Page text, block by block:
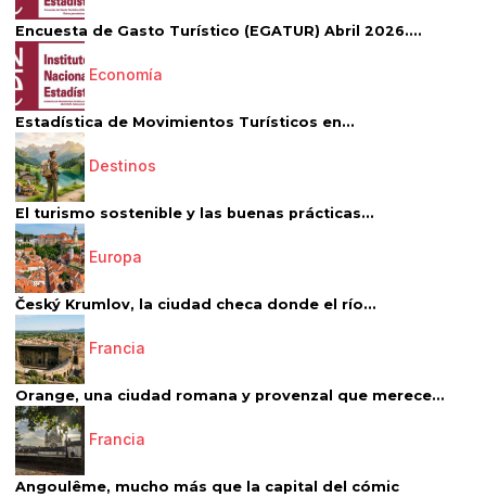
Encuesta de Gasto Turístico (EGATUR) Abril 2026....
Economía
Estadística de Movimientos Turísticos en...
Destinos
El turismo sostenible y las buenas prácticas...
Europa
Český Krumlov, la ciudad checa donde el río...
Francia
Orange, una ciudad romana y provenzal que merece...
Francia
Angoulême, mucho más que la capital del cómic